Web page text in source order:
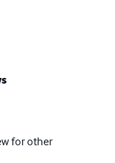
for other